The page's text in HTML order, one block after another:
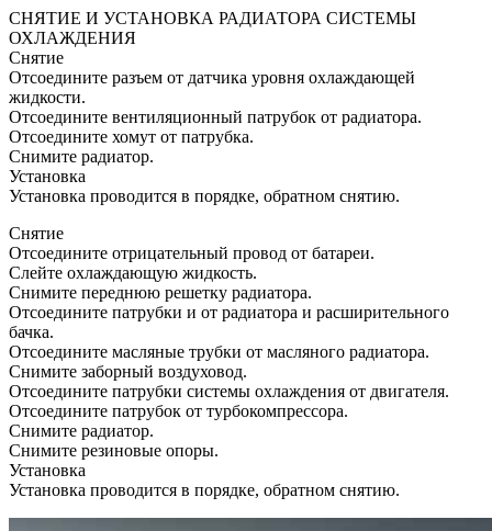
СНЯТИЕ И УСТАНОВКА РАДИАТОРА СИСТЕМЫ
ОХЛАЖДЕНИЯ
Снятие
Отсоедините разъем от датчика уровня охлаждающей
жидкости.
Отсоедините вентиляционный патрубок от радиатора.
Отсоедините хомут от патрубка.
Снимите радиатор.
Установка
Установка проводится в порядке, обратном снятию.
Снятие
Отсоедините отрицательный провод от батареи.
Слейте охлаждающую жидкость.
Снимите переднюю решетку радиатора.
Отсоедините патрубки и от радиатора и расширительного
бачка.
Отсоедините масляные трубки от масляного радиатора.
Снимите заборный воздуховод.
Отсоедините патрубки системы охлаждения от двигателя.
Отсоедините патрубок от турбокомпрессора.
Снимите радиатор.
Снимите резиновые опоры.
Установка
Установка проводится в порядке, обратном снятию.